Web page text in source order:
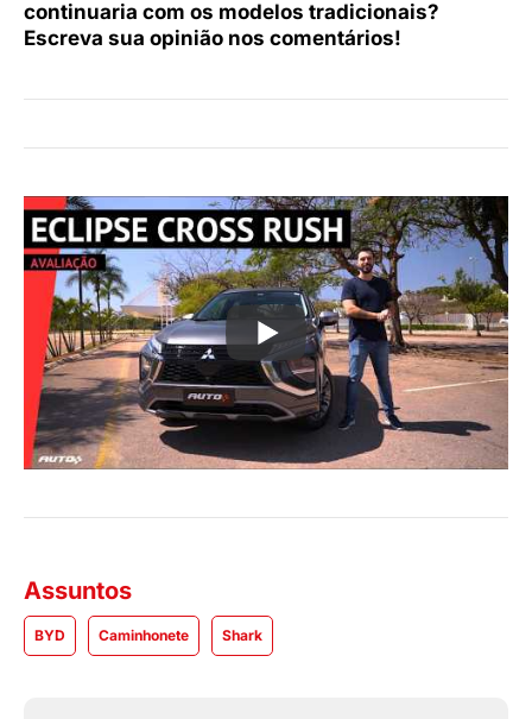
continuaria com os modelos tradicionais?
Escreva sua opinião nos comentários!
Assuntos
BYD Caminhonete Shark